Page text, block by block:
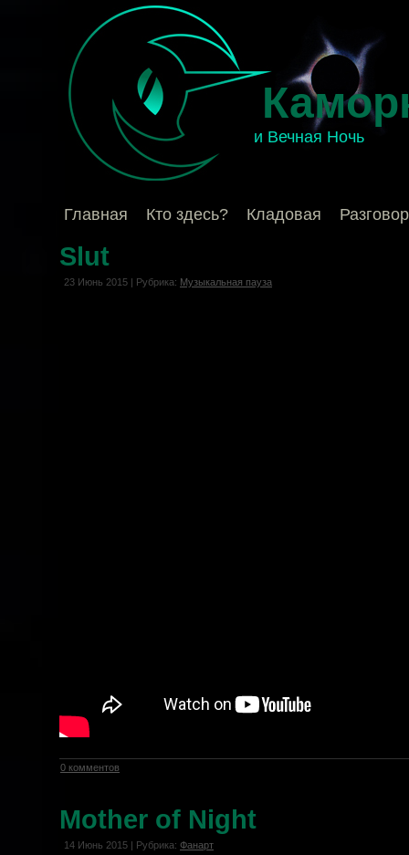
и Вечная Ночь
Главная Кто здесь? Кладовая
Slut
23 Июнь 2015 | Рубрика: Музыкальная пауза
0 комментов
Mother of Night
14 Июнь 2015 | Рубрика: Фанарт